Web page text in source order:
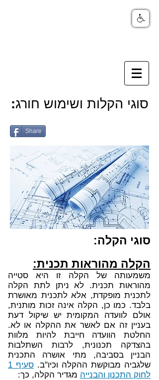
סוגי הקלות ושימוש חורג:
Share
סוגי הקלה:
הקלה מהוראות תכנית:
משמעותה של הקלה זו היא סטייה
מהוראות תכנית. לא ניתן לתת הקלה
לתכנית מופקדת, אלא לתכנית מאושרת
בלבד. כמו כן, הקלה אינה זכות מותנית,
אולם לוועדה המקומית יש שיקול דעת
בעניין זה אם לאשר את ההקלה או לא.
החלטת הוועדה חייבת להיות מלוות
בהצדקה תכנונית, לרבות השתלבות
הבניין בסביבה, מתי אושרה התכנית
שלגביה מבוקשת ההקלה וכיו"ב.
סעיף 1
לחוק התכנון והבנייה מגדיר הקלה, כך: